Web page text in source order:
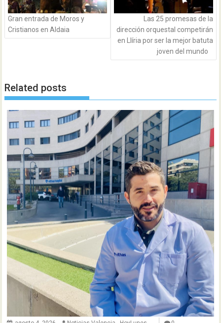
Gran entrada de Moros y
Cristianos en Aldaia
Las 25 promesas de la
dirección orquestal competirán
en Llíria por ser la mejor batuta
joven del mundo
Related posts